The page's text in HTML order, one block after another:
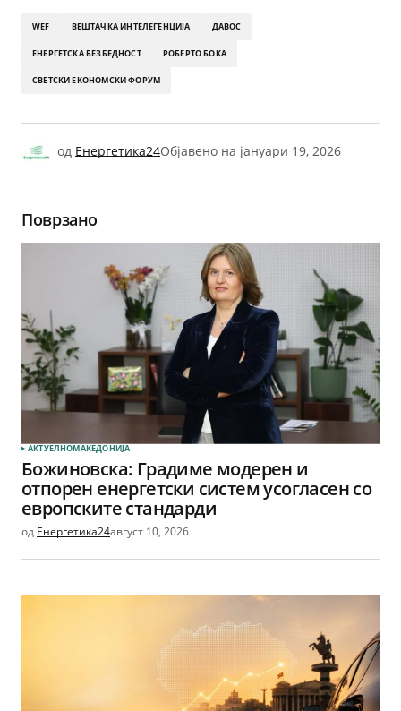
WEF ВЕШТАЧКА ИНТЕЛЕГЕНЦИЈА ДАВОС
ЕНЕРГЕТСКА БЕЗБЕДНОСТ РОБЕРТО БОКА
СВЕТСКИ ЕКОНОМСКИ ФОРУМ
од Енергетика24Објавено на јануари 19, 2026
Поврзано
АКТУЕЛНОМАКЕДОНИЈА
Божиновска: Градиме модерен и
отпорен енергетски систем усогласен со
европските стандарди
од Енергетика24август 10, 2026